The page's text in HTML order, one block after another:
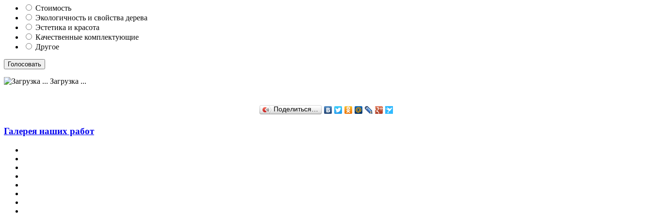
Стоимость
Экологичность и свойства дерева
Эстетика и красота
Качественные комплектующие
Другое
Загрузка ...
Поделиться…
Галерея наших работ